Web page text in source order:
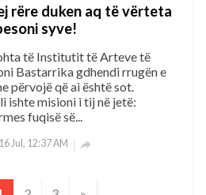
rëre duken aq të vërteta
syve!
të Institutit të Arteve të
Bastarrika gdhendi rrugën e
përvojë që ai është sot.
ishte misioni i tij në jetë:
fuqisë së...
16 Jul, 12:37 AM 